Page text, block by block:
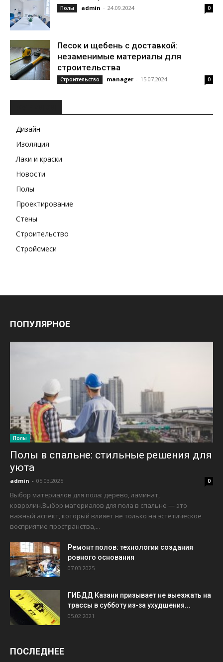
Полы admin - 24.09.2024 0
Песок и щебень с доставкой:
незаменимые материалы для
строительства
Строительство manager - 15.07.2024 0
Дизайн
Изоляция
Лаки и краски
Новости
Полы
Проектирование
Стены
Строительство
Стройсмеси
ПОПУЛЯРНОЕ
Полы
Полы в спальне: стильные решения для
уюта
admin - 05.03.2025 0
Выбор материалов для пола: дерево, ламинат,
ковролин.Выбор материалов для пола в спальне — это
важный аспект, который влияет не только на эстетическое
восприятие пространства,...
Ремонт полов: технологии создания
ровного основания
07.03.2025
ГИБДД Казани призывает не выезжать на
трассы в субботу из-за ухудшения...
05.02.2021
ПОСЛЕДНЕЕ